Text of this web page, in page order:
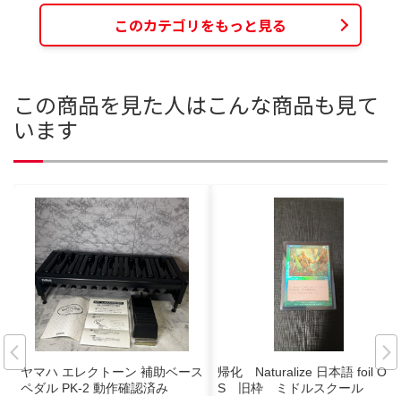
このカテゴリをもっと見る
この商品を見た人はこんな商品も見て
います
ヤマハ エレクトーン 補助ベース
ペダル PK-2 動作確認済み
帰化 Naturalize 日本語 foil ON
S 旧枠 ミドルスクール